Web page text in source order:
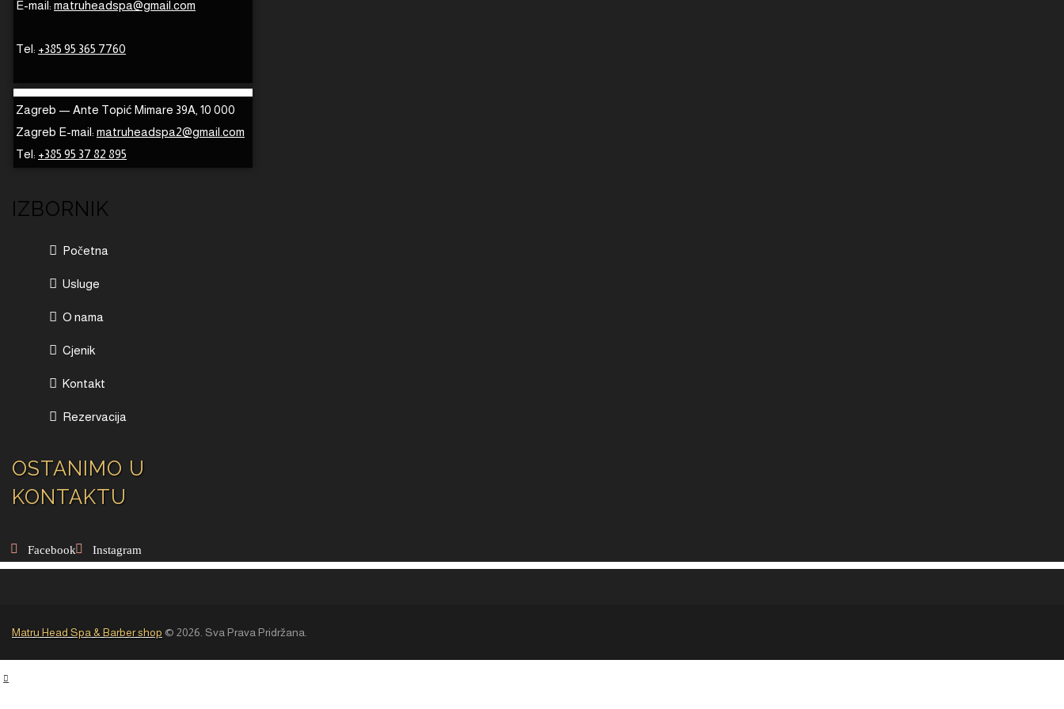
E-mail: matruheadspa@gmail.com
Tel: +385 95 365 7760
Zagreb — Ante Topić Mimare 39A, 10 000
Zagreb E-mail: matruheadspa2@gmail.com
Tel: +385 95 37 82 895
IZBORNIK
Početna
Usluge
O nama
Cjenik
Kontakt
Rezervacija
OSTANIMO U
KONTAKTU
Facebook Instagram
Matru Head Spa & Barber shop © 2026. Sva Prava Pridržana.